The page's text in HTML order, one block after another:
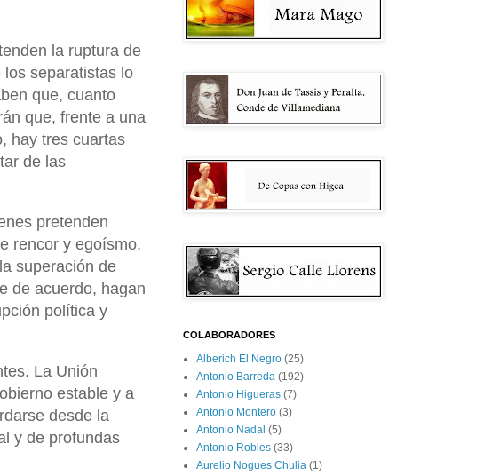
la ruptura de
separatistas lo
que, cuanto
que, frente a una
hay tres cuartas
de las
pretenden
rencor y egoísmo.
superación de
de acuerdo, hagan
política y
La Unión
estable y a
desde la
y de profundas
COLABORADORES
Alberich El Negro (25)
Antonio Barreda (192)
Antonio Higueras (7)
Antonio Montero (3)
Antonio Nadal (5)
Antonio Robles (33)
Aurelio Nogues Chulia (1)